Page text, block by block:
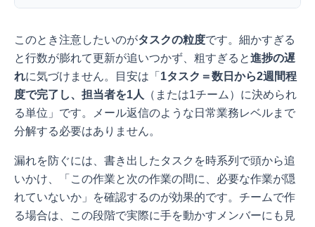
このとき注意したいのがタスクの粒度です。細かすぎる
と行数が膨れて更新が追いつかず、粗すぎると進捗の遅
れに気づけません。目安は「 1タスク＝数日から2週間程
度で完了し、担当者を1人
（または1チーム）に決められ
る単位」です。メール返信のような日常業務レベルまで
分解する必要はありません。
漏れを防ぐには、書き出したタスクを時系列で頭から追
いかけ、「この作業と次の作業の間に、必要な作業が隠
れていないか」を確認するのが効果的です。チームで作
る場合は、この段階で実際に手を動かすメンバーにも見